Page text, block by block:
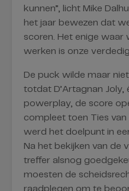
kunnen”, licht Mike
het jaar bewezen dat
scoren. Het enige waar
werken is onze
De puck wilde maar
totdat D’Artagnan Joly,
powerplay, de score
compleet toen Ties van
werd het doelpunt in
Na het bekijken van de
treffer alsnog
moesten de
raadplegen om te